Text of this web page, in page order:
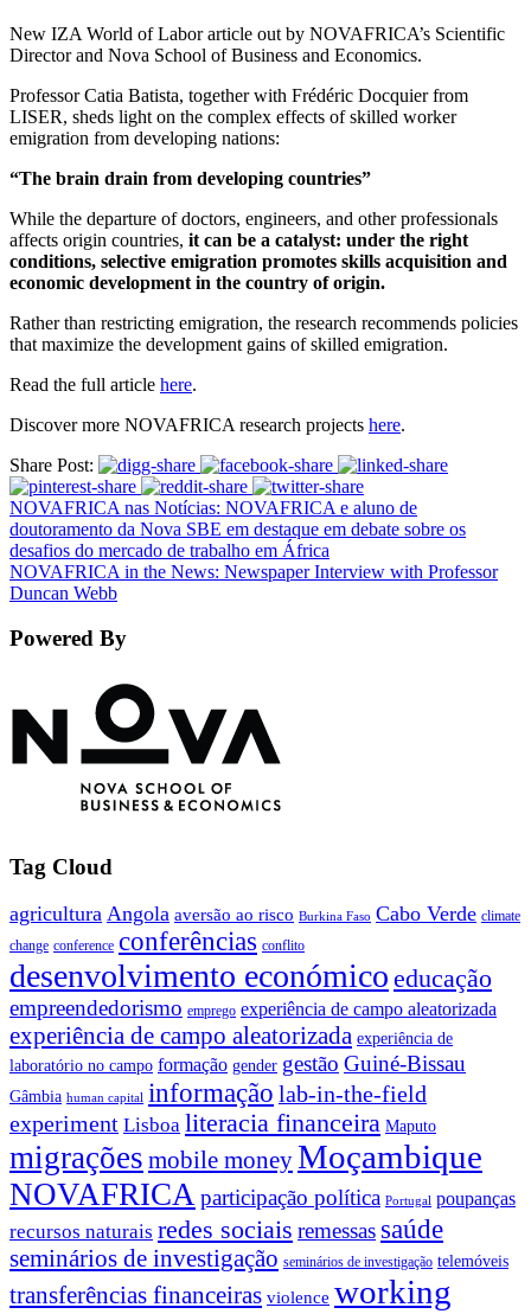
New IZA World of Labor article out by NOVAFRICA’s Scientific
Director and Nova School of Business and Economics.
Professor Catia Batista, together with Frédéric Docquier from
LISER, sheds light on the complex effects of skilled worker
emigration from developing nations:
“The brain drain from developing countries”
While the departure of doctors, engineers, and other professionals
affects origin countries, it can be a catalyst: under the right
conditions, selective emigration promotes skills acquisition and
economic development in the country of origin.
Rather than restricting emigration, the research recommends policies
that maximize the development gains of skilled emigration.
Read the full article here.
Discover more NOVAFRICA research projects here.
Share Post:
NOVAFRICA nas Notícias: NOVAFRICA e aluno de
doutoramento da Nova SBE em destaque em debate sobre os
desafios do mercado de trabalho em África
NOVAFRICA in the News: Newspaper Interview with Professor
Duncan Webb
Powered By
Tag Cloud
agricultura Angola aversão ao risco Burkina Faso Cabo Verde climate
change conference conferências conflito
desenvolvimento económico educação
empreendedorismo emprego experiência de campo aleatorizada
experiência de campo aleatorizada experiência de
laboratório no campo formação gender gestão Guiné-Bissau
Gâmbia human capital informação lab-in-the-field
experiment Lisboa literacia financeira Maputo
migrações mobile moneyMoçambique
NOVAFRICAparticipação política Portugal poupanças
recursos naturais redes sociais remessas saúde
seminários de investigação seminários de investigação telemóveis
transferências financeiras violence working